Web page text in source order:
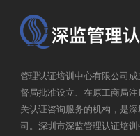
管理认证培训中心有限公司
督局批准设立、在原工商局
关认证咨询服务的机构，是
司。深圳市深监管理认证培